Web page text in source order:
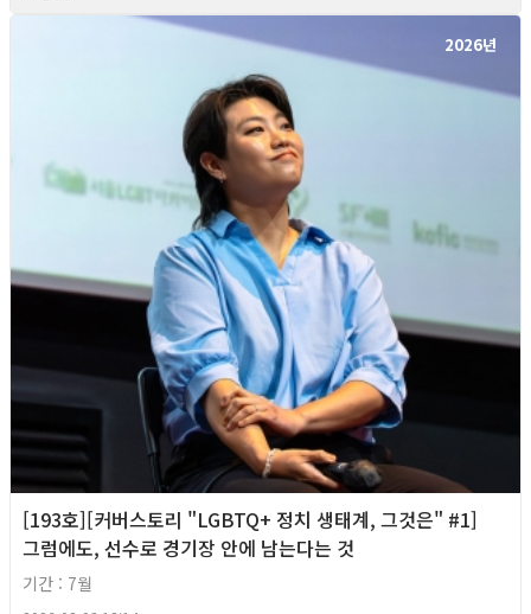
2026년
[193호][커버스토리 "LGBTQ+ 정치 생태계, 그것은" #1]
그럼에도, 선수로 경기장 안에 남는다는 것
기간 : 7월